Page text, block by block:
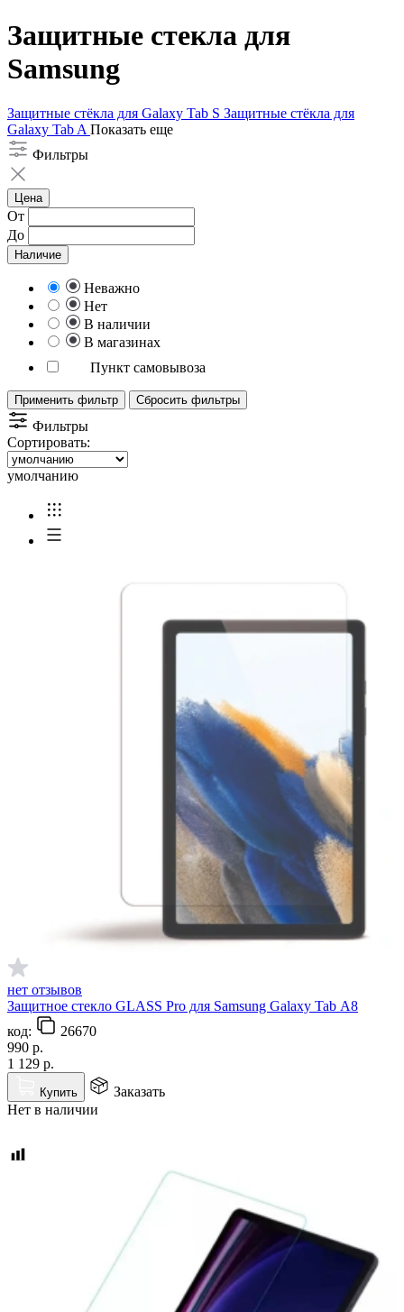
Защитные стекла для
Samsung
Защитные стёкла для Galaxy Tab S Защитные стёкла для
Galaxy Tab A Показать еще
Фильтры
Цена
От
До
Наличие
Неважно
Нет
В наличии
В магазинах
Пункт самовывоза
Применить фильтр Сбросить фильтры
Фильтры
Сортировать:
умолчанию
нет отзывов
Защитное стекло GLASS Pro для Samsung Galaxy Tab А8
код:
26670
990 р.
1 129 р.
Купить
Заказать
Нет в наличии